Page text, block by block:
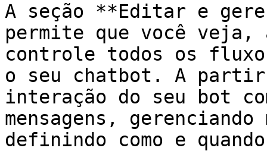
A seção **Editar e
permite que você
controle todos os
o seu chatbot. A
interação do seu bot
mensagens,
definindo como e